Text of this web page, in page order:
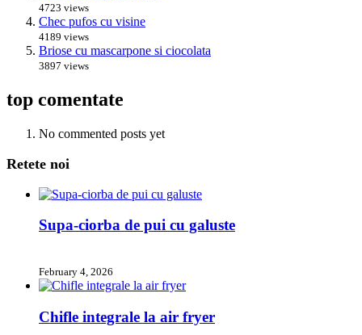
4723 views
Chec pufos cu visine
4189 views
Briose cu mascarpone si ciocolata
3897 views
top comentate
No commented posts yet
Retete noi
Supa-ciorba de pui cu galuste
February 4, 2026
Chifle integrale la air fryer